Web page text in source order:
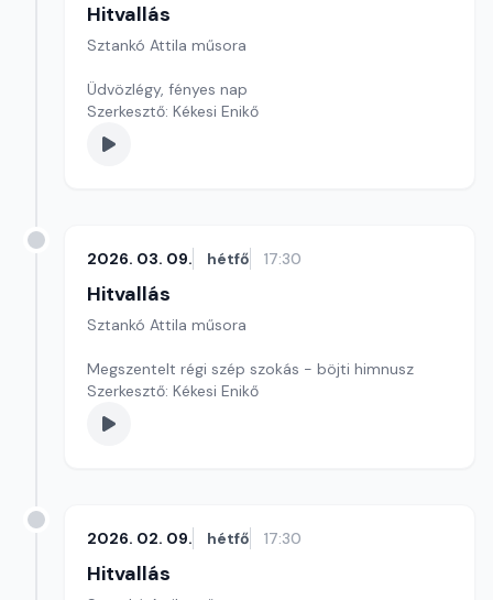
Hitvallás
Sztankó Attila műsora
Üdvözlégy, fényes nap
Szerkesztő: Kékesi Enikő
2026. 03. 09. hétfő 17:30
Hitvallás
Sztankó Attila műsora
Megszentelt régi szép szokás - böjti himnusz
Szerkesztő: Kékesi Enikő
2026. 02. 09. hétfő 17:30
Hitvallás